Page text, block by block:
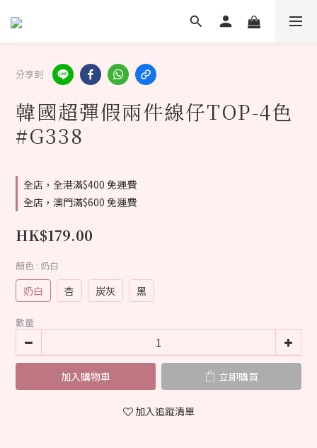
分享到
韓國超彈假兩件線仔TOP-4色
#G338
全店，全港滿$400 免運費
全店，澳門滿$600 免運費
HK$179.00
顏色 : 奶白
奶白 杏 炭灰 黑
數量
加入購物車 立即購買
加入追蹤清單